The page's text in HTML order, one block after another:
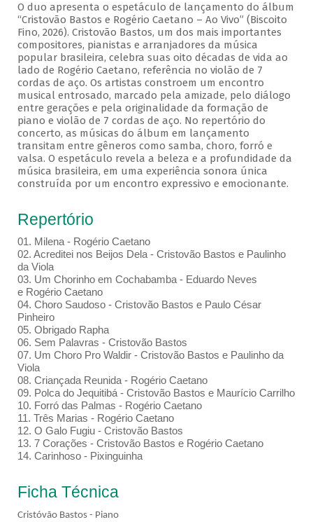
O duo apresenta o espetáculo de lançamento do álbum
“Cristovão Bastos e Rogério Caetano – Ao Vivo” (Biscoito
Fino, 2026). Cristovão Bastos, um dos mais importantes
compositores, pianistas e arranjadores da música
popular brasileira, celebra suas oito décadas de vida ao
lado de Rogério Caetano, referência no violão de 7
cordas de aço. Os artistas constroem um encontro
musical entrosado, marcado pela amizade, pelo diálogo
entre gerações e pela originalidade da formação de
piano e violão de 7 cordas de aço. No repertório do
concerto, as músicas do álbum em lançamento
transitam entre gêneros como samba, choro, forró e
valsa. O espetáculo revela a beleza e a profundidade da
música brasileira, em uma experiência sonora única
construída por um encontro expressivo e emocionante.
Repertório
01. Milena - Rogério Caetano
02. Acreditei nos Beijos Dela - Cristovão Bastos e Paulinho
da Viola
03. Um Chorinho em Cochabamba - Eduardo Neves
e Rogério Caetano
04. Choro Saudoso - Cristovão Bastos e Paulo César
Pinheiro
05. Obrigado Rapha
06. Sem Palavras - Cristovão Bastos
07. Um Choro Pro Waldir - Cristovão Bastos e Paulinho da
Viola
08. Criançada Reunida - Rogério Caetano
09. Polca do Jequitibá - Cristovão Bastos e Maurício Carrilho
10. Forró das Palmas - Rogério Caetano
11. Três Marias - Rogério Caetano
12. O Galo Fugiu - Cristovão Bastos
13. 7 Corações - Cristovão Bastos e Rogério Caetano
14. Carinhoso - Pixinguinha
Ficha Técnica
Cristóvão Bastos - Piano